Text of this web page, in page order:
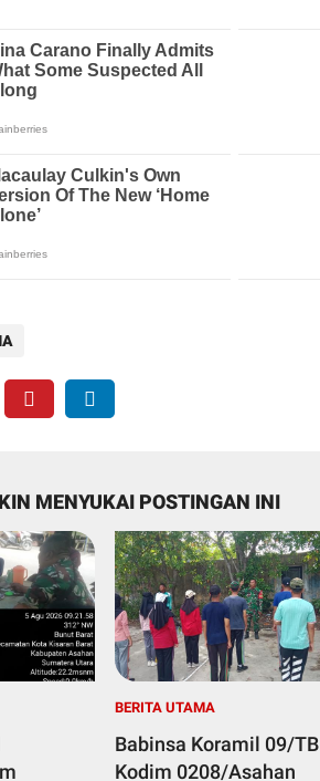
MENYUKAI POSTINGAN INI
BERITA UTAMA
Babinsa Koramil 09/TB
Kodim 0208/Asahan